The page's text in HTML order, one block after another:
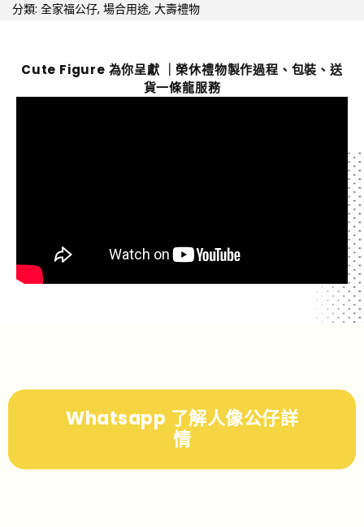
分類: 全家福公仔, 場合用途, 大壽禮物
Cute Figure 為你呈獻 ｜榮休禮物製作過程、包裝、送
貨一條龍服務
Whatsapp 了解人像公仔詳
情